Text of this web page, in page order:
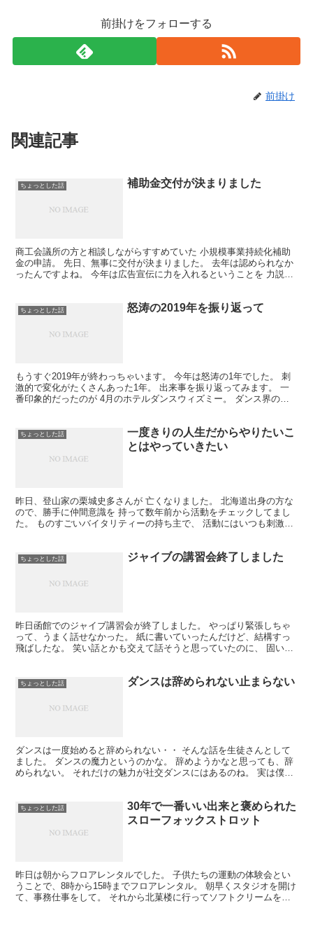
前掛けをフォローする
前掛け
関連記事
ちょっとした話 補助金交付が決まりました
商工会議所の方と相談しながらすすめていた 小規模事業持続化補助
金の申請。 先日、無事に交付が決まりました。 去年は認められなか
ったんですよね。 今年は広告宣伝に力を入れるということを 力説し
ちょっとした話 怒涛の2019年を振り返って
もうすぐ2019年が終わっちゃいます。 今年は怒涛の1年でした。 刺
激的で変化がたくさんあった1年。 出来事を振り返ってみます。 一
番印象的だったのが 4月のホテルダンスウィズミー。 ダンス界の団
ちょっとした話
一度きりの人生だからやりたいこ
とはやっていきたい
昨日、登山家の栗城史多さんが 亡くなりました。 北海道出身の方な
ので、勝手に仲間意識を 持って数年前から活動をチェックしてまし
た。 ものすごいバイタリティーの持ち主で、 活動にはいつも刺激を
ちょっとした話 ジャイブの講習会終了しました
昨日函館でのジャイブ講習会が終了しました。 やっぱり緊張しちゃ
って、うまく話せなかった。 紙に書いていったんだけど、結構すっ
飛ばしたな。 笑い話とかも交えて話そうと思っていたのに、 固いカ
ちょっとした話 ダンスは辞められない止まらない
ダンスは一度始めると辞められない・・ そんな話を生徒さんとして
ました。 ダンスの魔力というのかな。 辞めようかなと思っても、辞
められない。 それだけの魅力が社交ダンスにはあるのね。 実は僕も
ちょっとした話
30年で一番いい出来と褒められた
スローフォックストロット
昨日は朝からフロアレンタルでした。 子供たちの運動の体験会とい
うことで、8時から15時までフロアレンタル。 朝早くスタジオを開け
て、事務仕事をして。 それから北菓楼に行ってソフトクリームを食